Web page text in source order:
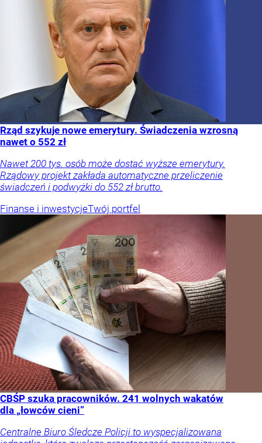
Rząd szykuje nowe emerytury. Świadczenia wzrosną
nawet o 552 zł
Nawet 200 tys. osób może dostać wyższe emerytury.
Rządowy projekt zakłada automatyczne przeliczenie
świadczeń i podwyżki do 552 zł brutto.
Finanse i inwestycjeTwój portfel
CBŚP szuka pracowników. 241 wolnych wakatów
dla „łowców cieni”
Centralne Biuro Śledcze Policji to wyspecjalizowana